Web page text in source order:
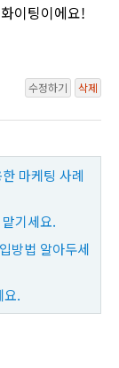
이팅이에요!
수정하기 삭제
마케팅 사례
기세요.
방법 알아두세
요.